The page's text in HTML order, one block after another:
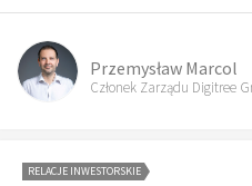
Przemysław Marcol
Członek Zarządu Digitree
RELACJE INWESTORSKIE